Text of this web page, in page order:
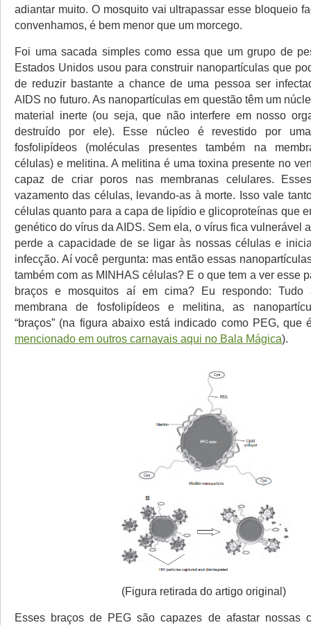
adiantar muito. O mosquito vai ultrapassar esse bloqueio
convenhamos, é bem menor que um morcego.
Foi uma sacada simples como essa que um grupo de
Estados Unidos usou para construir nanopartículas que
de reduzir bastante a chance de uma pessoa ser
AIDS no futuro. As nanopartículas em questão têm um
material inerte (ou seja, que não interfere em nosso
destruído por ele). Esse núcleo é revestido por
fosfolipídeos (moléculas presentes também na
células) e melitina. A melitina é uma toxina presente no
capaz de criar poros nas membranas celulares.
vazamento das células, levando-as à morte. Isso vale
células quanto para a capa de lipídio e glicoproteínas que
genético do vírus da AIDS. Sem ela, o vírus fica vulnerável
perde a capacidade de se ligar às nossas células e
infecção. Aí você pergunta: mas então essas
também com as MINHAS células? E o que tem a ver esse
braços e mosquitos aí em cima? Eu respondo:
membrana de fosfolipídeos e melitina, as
“braços” (na figura abaixo está indicado como PEG,
mencionado em outros carnavais aqui no Bala Mágica).
(Figura retirada do artigo original)
Esses braços de PEG são capazes de afastar nossas